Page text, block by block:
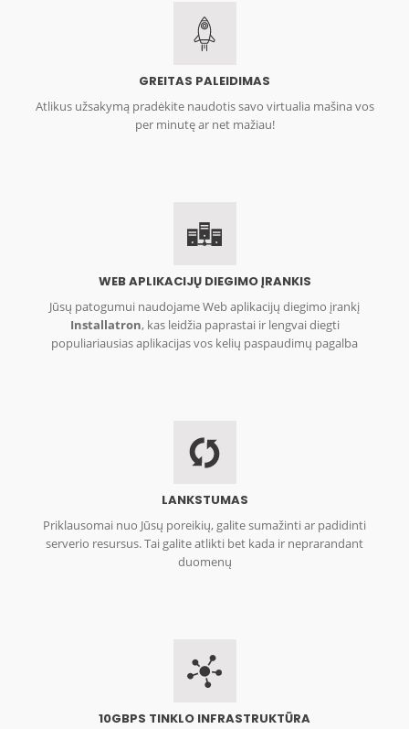
GREITAS PALEIDIMAS
Atlikus užsakymą pradėkite naudotis savo virtualia mašina vos
per minutę ar net mažiau!
WEB APLIKACIJŲ DIEGIMO ĮRANKIS
Jūsų patogumui naudojame Web aplikacijų diegimo įrankį
Installatron, kas leidžia paprastai ir lengvai diegti
populiariausias aplikacijas vos kelių paspaudimų pagalba
LANKSTUMAS
Priklausomai nuo Jūsų poreikių, galite sumažinti ar padidinti
serverio resursus. Tai galite atlikti bet kada ir neprarandant
duomenų
10GBPS TINKLO INFRASTRUKTŪRA